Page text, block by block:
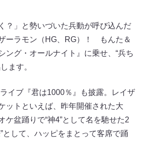
？」と勢いづいた兵動が呼び込んだ
ーラモン（HG、RG）！ もんた＆
ング・オールナイト』に乗せ、“兵ち
ます。
イブ『君は1000％』も披露。レイザ
ットといえば、昨年開催された大
ケ盆踊りで“神4”として名を馳せた2
として、ハッピをまとって客席で踊